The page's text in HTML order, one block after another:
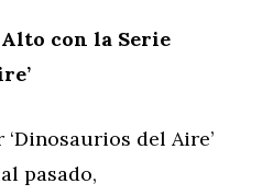
con la Serie
del Aire’
pasado,